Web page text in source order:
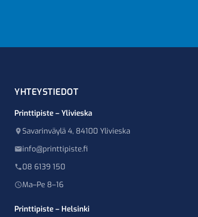
YHTEYSTIEDOT
Printtipiste – Ylivieska
Savarinväylä 4, 84100 Ylivieska
info@printtipiste.fi
08 6139 150
Ma–Pe 8–16
Printtipiste – Helsinki